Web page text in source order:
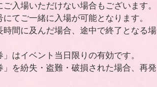
⼊場いただけない場合もございます。
てご⼀緒に入場が可能となります。
間に及んだ場合、途中で終了となる場
はイベント当⽇限りの有効です。
を紛失・盗難・破損された場合、再発